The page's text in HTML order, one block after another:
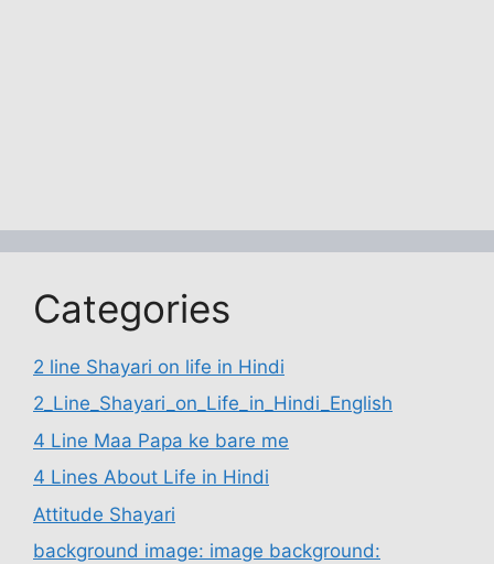
Categories
2 line Shayari on life in Hindi
2_Line_Shayari_on_Life_in_Hindi_English
4 Line Maa Papa ke bare me
4 Lines About Life in Hindi
Attitude Shayari
background image: image background: